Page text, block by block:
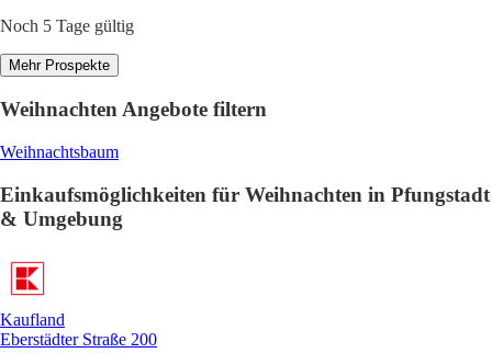
Noch 5 Tage gültig
Mehr Prospekte
Weihnachten Angebote filtern
Weihnachtsbaum
Einkaufsmöglichkeiten für Weihnachten in Pfungstadt
& Umgebung
Kaufland
Eberstädter Straße 200